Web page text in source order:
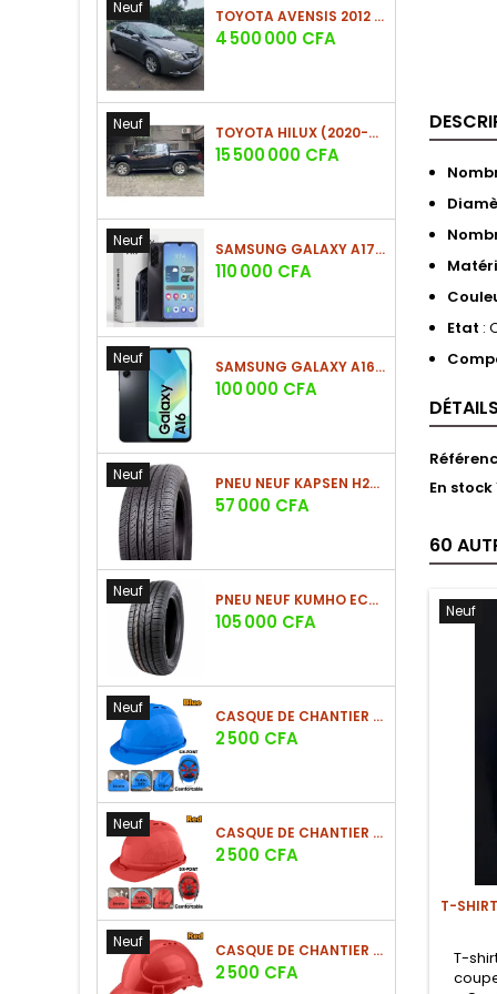
Neuf TOYOTA AVENSIS 2012 (PHASE 2)
Prix
4 500 000 CFA
Neuf TOYOTA HILUX (2020-2021)
Prix
15 500 000 CFA
Neuf SAMSUNG GALAXY A17 (4GO/128GO)
Prix
110 000 CFA
Neuf SAMSUNG GALAXY A16 4G (4GO/128GO)
Prix
100 000 CFA
Neuf PNEU NEUF KAPSEN H202 225/60 R18 100H
Prix
57 000 CFA
Neuf PNEU NEUF KUMHO ECSTA HS52 225/60 R17 99V
Prix
105 000 CFA
Neuf CASQUE DE CHANTIER BLEU EN PE 380G
Prix
2 500 CFA
Neuf CASQUE DE CHANTIER ROUGE EN PE 380G
Prix
2 500 CFA
Neuf CASQUE DE CHANTIER ROUGE EN PE 330G - NOUVEAU MODÈLE
Prix
2 500 CFA
Etat :
En stock
60
Neuf
T-
T-